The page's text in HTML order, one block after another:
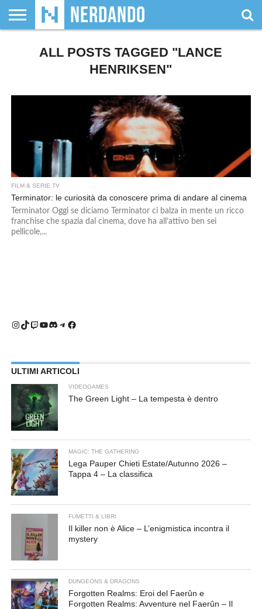
SIAMO
GIOCHI
GIOCHI
VIDEOGAMES
FUMETTI
& LIBRI
MAGIC:
DUNGEONS
WRESTLING
NERDANDO
AWARDS
BOLLINIALL POSTS TAGGED "LANCE
HENRIKSEN"
FILM & SERIE TV
Terminator: le curiosità da conoscere prima di andare al cinema
Terminator Oggi se diciamo Terminator ci balza in mente un ricco
franchise che spazia dal cinema, dove ha all’attivo ben sei
pellicole,...
Instagram
TikTok
Twitch
YouTube
Discord
Telegram
Facebook
ULTIMI ARTICOLI
VIDEOGAMES
The Green Light – La tempesta è dentro
MAGIC: THE GATHERING
Lega Pauper Chieti Estate/Autunno 2026 –
Tappa 4 – La classifica
FUMETTI & LIBRI
Il killer non è Alice – L’enigmistica incontra il
mystery
DUNGEONS & DRAGONS
Forgotten Realms: Eroi del Faerûn e
Forgotten Realms: Avventure nel Faerûn – Il